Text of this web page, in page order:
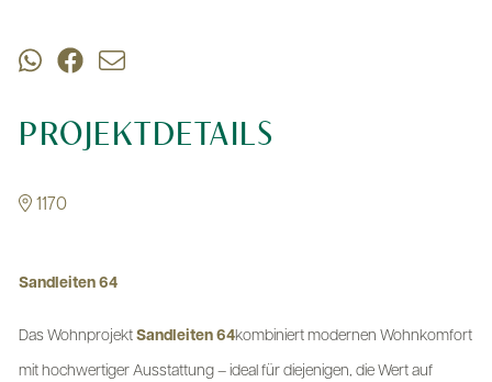
PROJEKTDETAILS
1170
Sandleiten 64
Das Wohnprojekt Sandleiten 64kombiniert modernen Wohnkomfort
mit hochwertiger Ausstattung – ideal für diejenigen, die Wert auf